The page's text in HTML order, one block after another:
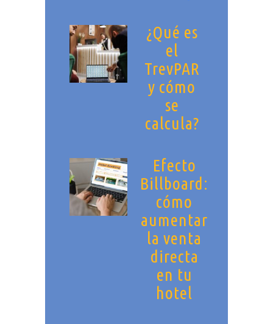
¿Qué es
el
TrevPAR
y cómo
se
calcula?
Efecto
Billboard:
cómo
aumentar
la venta
directa
en tu
hotel